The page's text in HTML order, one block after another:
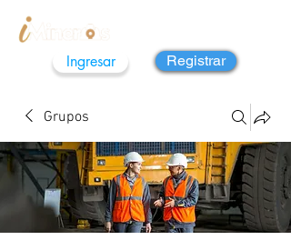
Ingresar Registrar
Grupos